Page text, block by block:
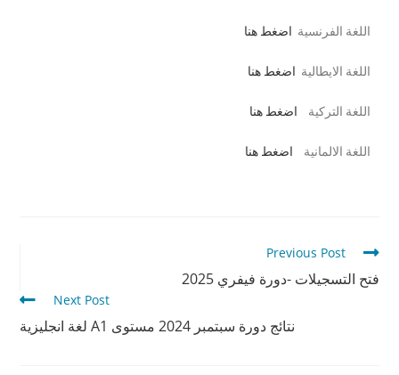
اللغة الفرنسية اضغط هنا
اللغة الايطالية اضغط هنا
اللغة التركية اضغط هنا
اللغة الالمانية اضغط هنا
Previous Post
فتح التسجيلات -دورة فيفري 2025
Next Post
نتائج دورة سبتمبر 2024 مستوى A1 لغة انجليزية